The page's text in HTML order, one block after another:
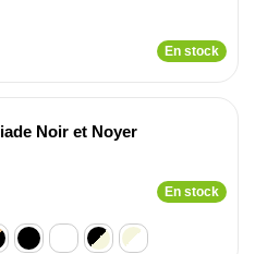
En stock
Noir et Noyer
En stock